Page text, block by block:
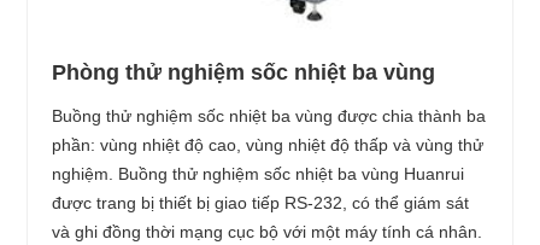
Phòng thử nghiệm sốc nhiệt ba vùng
Buồng thử nghiệm sốc nhiệt ba vùng được chia thành ba
phần: vùng nhiệt độ cao, vùng nhiệt độ thấp và vùng thử
nghiệm. Buồng thử nghiệm sốc nhiệt ba vùng Huanrui
được trang bị thiết bị giao tiếp RS-232, có thể giám sát
và ghi đồng thời mạng cục bộ với một máy tính cá nhân.